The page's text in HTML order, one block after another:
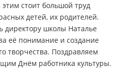
стоит большой труд
детей, их родителей.
директору школы Наталье
её понимание и создание
творчества. Поздравляем
Днём работника культуры.